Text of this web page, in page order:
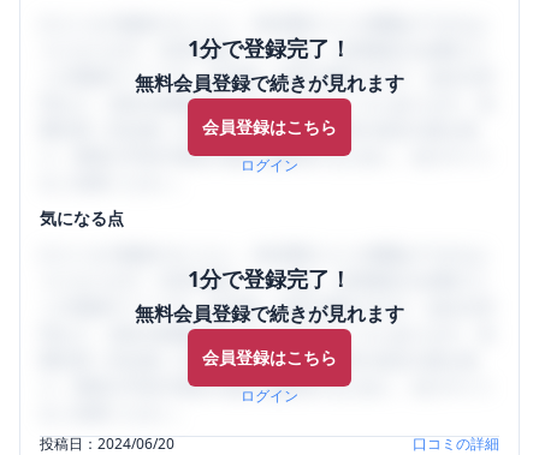
1分で登録完了！
無料会員登録で続きが見れます
会員登録はこちら
ログイン
うになります。SHEHUB(シーハブ)は、女性限定の企業口コ
ミの投稿サイトです。給与面・女性の働きやすさ・会社の評
判など、女性の転職は気にすべき点がたくさんあります。先
輩社員（元社員）の口コミを通して、本当の会社の姿を知
り、将来の不安や現在の悩みを解消するために、ぜひサイト
気になる点
1分で登録完了！
無料会員登録で続きが見れます
会員登録はこちら
ログイン
うになります。SHEHUB(シーハブ)は、女性限定の企業口コ
ミの投稿サイトです。給与面・女性の働きやすさ・会社の評
判など、女性の転職は気にすべき点がたくさんあります。先
輩社員（元社員）の口コミを通して、本当の会社の姿を知
り、将来の不安や現在の悩みを解消するために、ぜひサイト
投稿日：2024/06/20 口コミの詳細